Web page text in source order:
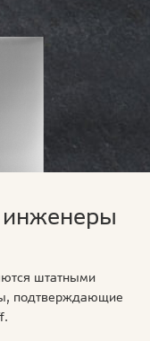
штатными
подтверждающие